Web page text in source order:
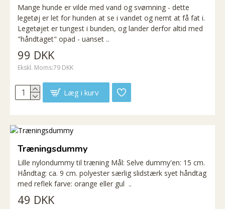
Mange hunde er vilde med vand og svømning - dette
legetøj er let for hunden at se i vandet og nemt at få fat i.
Legetøjet er tungest i bunden, og lander derfor altid med
"håndtaget" opad - uanset ..
99 DKK
Ekskl. Moms:79 DKK
Læg i kurv
Træningsdummy
Lille nylondummy til træning Mål: Selve dummy'en: 15 cm.
Håndtag: ca. 9 cm. polyester særlig slidstærk syet håndtag
med reflek farve: orange eller gul ..
49 DKK